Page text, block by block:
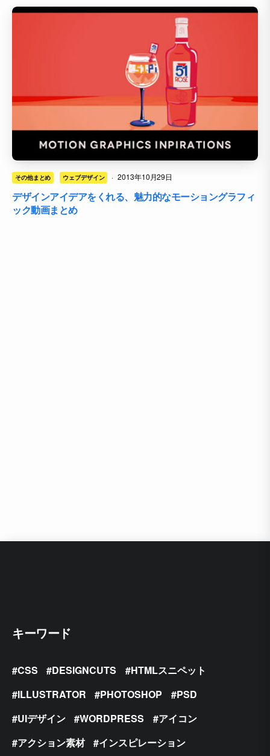
その他まとめ ウェブデザイン · 2013年10月29日
デザインアイデアをくれる、魅力的なモーショングラフィ
ック動画まとめ
キーワード
CSS DESIGNCUTS
HTMLスニペット
ILLUSTRATOR
PHOTOSHOP
PSD
UIデザイン
WORDPRESS
アイコン
アクション素材
インスピレーション